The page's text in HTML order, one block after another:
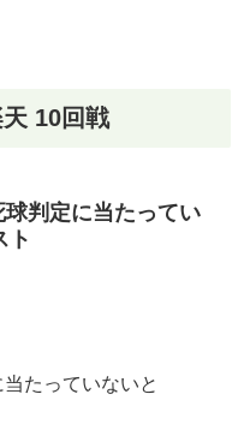
10回戦
判定に当たってい
ト
たっていないと